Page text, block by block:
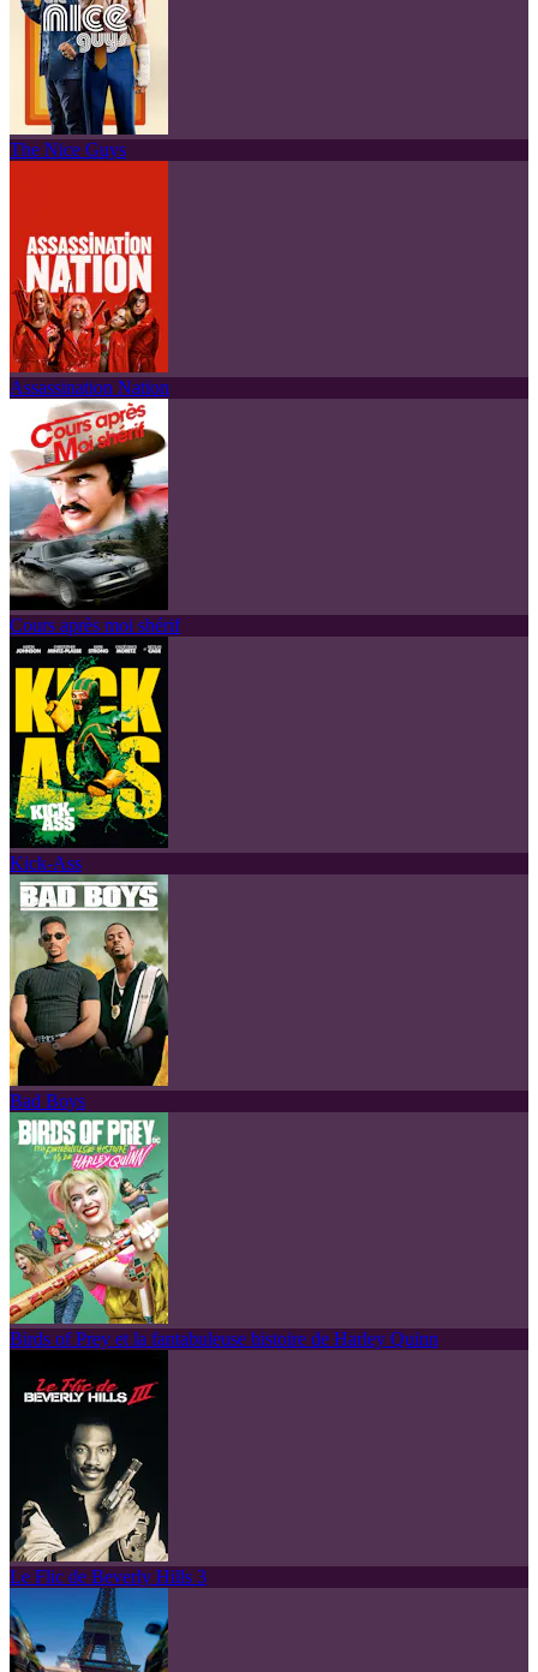
The Nice Guys
Assassination Nation
Cours après moi shérif
Kick-Ass
Bad Boys
Birds of Prey et la fantabuleuse histoire de Harley Quinn
Le Flic de Beverly Hills 3